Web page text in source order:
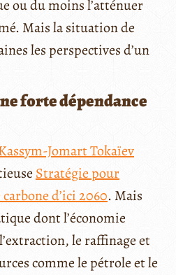
ou du moins l’atténuer
Mais la situation de
les perspectives d’un
forte dépendance
Jomart Tokaïev
Stratégie pour
d’ici 2060. Mais
dont l’économie
le raffinage et
comme le pétrole et le